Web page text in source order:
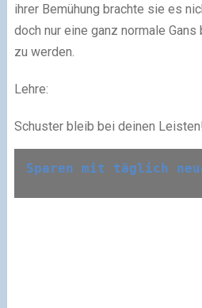
ihrer Bemühung brachte sie es
doch nur eine ganz normale Gans
zu werden.
Lehre:
Schuster bleib bei deinen Leisten!
Sparen mit täglich